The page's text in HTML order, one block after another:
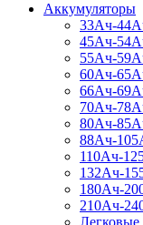
Аккумуляторы
33Ач-
45Ач-
55Ач-
60Ач-
66Ач-
70Ач-
80Ач-
88Ач-
110Ач-
132Ач-
180Ач-
210Ач-
Легковые